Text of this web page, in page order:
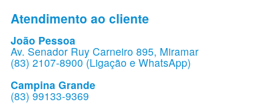
Atendimento ao cliente
João Pessoa
Av. Senador Ruy Carneiro 895, Miramar
(83) 2107-8900 (Ligação e WhatsApp)
Campina Grande
(83) 99133-9369